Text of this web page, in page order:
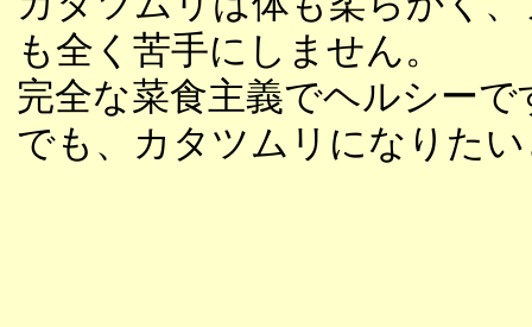
も全く苦手にしません。
完全な菜食主義でヘルシーで
でも、カタツムリになりた